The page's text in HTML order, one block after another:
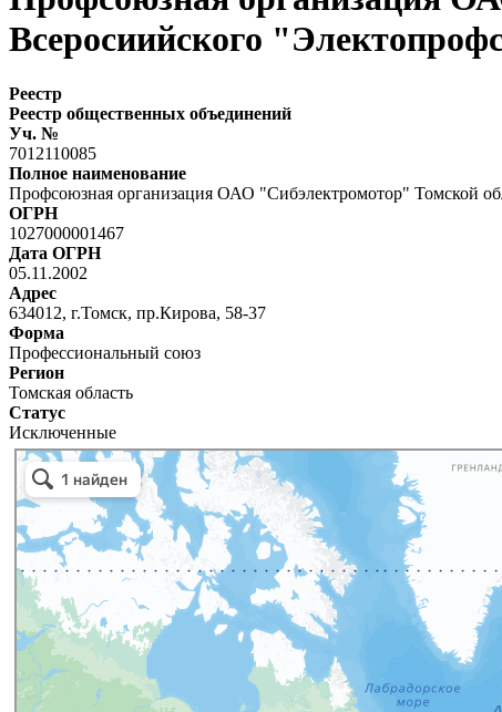
Всеросиийского
Реестр
Реестр общественных объединений
Уч. №
7012110085
Полное наименование
Профсоюзная организация ОАО "Сибэлектромотор" Томской
ОГРН
1027000001467
Дата ОГРН
05.11.2002
Адрес
634012, г.Томск, пр.Кирова, 58-37
Форма
Профессиональный союз
Регион
Томская область
Статус
Исключенные